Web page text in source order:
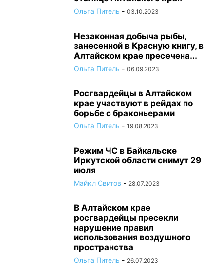
Ольга Питель - 03.10.2023
Незаконная добыча рыбы,
занесенной в Красную книгу, в
Алтайском крае пресечена...
Ольга Питель - 06.09.2023
Росгвардейцы в Алтайском
крае участвуют в рейдах по
борьбе с браконьерами
Ольга Питель - 19.08.2023
Режим ЧС в Байкальске
Иркутской области снимут 29
июля
Майкл Свитов - 28.07.2023
В Алтайском крае
росгвардейцы пресекли
нарушение правил
использования воздушного
пространства
Ольга Питель - 26.07.2023